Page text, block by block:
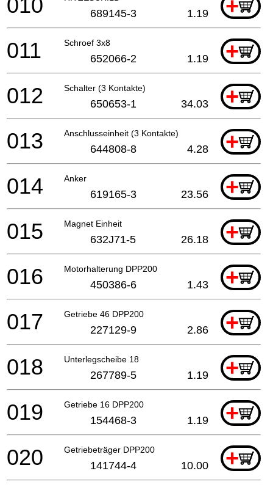
+
010 689145-3 1.19
Schroef 3x8 +
011 652066-2 1.19
Schalter (3 Kontakte) +
012 650653-1 34.03
Anschlusseinheit (3 Kontakte) +
013 644808-8 4.28
Anker +
014 619165-3 23.56
Magnet Einheit +
015 632J71-5 26.18
Motorhalterung DPP200 +
016 450386-6 1.43
Getriebe 46 DPP200 +
017 227129-9 2.86
Unterlegscheibe 18 +
018 267789-5 1.19
Getriebe 16 DPP200 +
019 154468-3 1.19
Getriebeträger DPP200 +
020 141744-4 10.00